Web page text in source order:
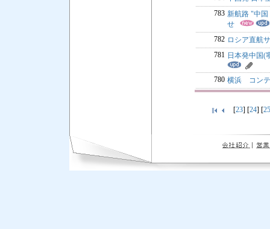
783 新航路 "中国
せ
782 ロシア直航
781 日本発中国(
780 横浜 コンテ
[23] [24] [25